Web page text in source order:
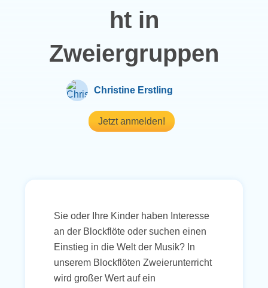
ht in
Zweiergruppen
Christine Erstling
Jetzt anmelden!
Sie oder Ihre Kinder haben Interesse
an der Blockflöte oder suchen einen
Einstieg in die Welt der Musik? In
unserem Blockflöten Zweierunterricht
wird großer Wert auf ein